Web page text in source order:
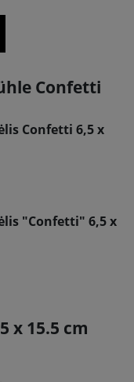
Confetti
Confetti 6,5 x
"Confetti" 6,5 x
x 15.5 cm